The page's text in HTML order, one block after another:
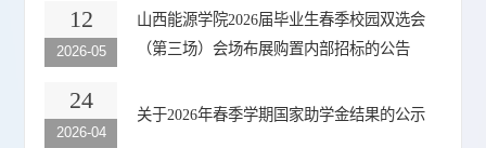
12
2026-05
山西能源学院2026届毕业生春季校园双选会
（第三场）会场布展购置内部招标的公告
24
2026-04
关于2026年春季学期国家助学金结果的公示